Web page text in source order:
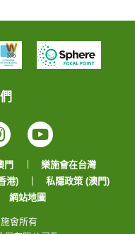
YouTube
門
樂施會在台灣
港)
私隱政策 (澳門)
網站地圖
會所有